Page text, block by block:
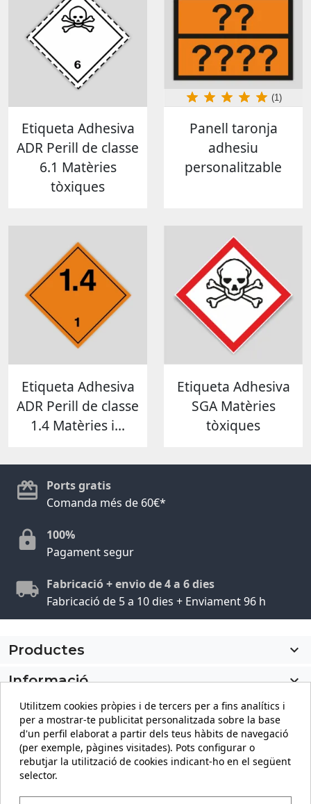
Etiqueta Adhesiva
ADR Perill de classe
6.1 Matèries
tòxiques
Panell taronja
adhesiu
personalitzable
(1)
Etiqueta Adhesiva
ADR Perill de classe
1.4 Matèries i...
Etiqueta Adhesiva
SGA Matèries
tòxiques
Ports gratis
Comanda més de 60€*
100%
Pagament segur
Fabricació + envio de 4 a 6 dies
Fabricació de 5 a 10 dies + Enviament 96 h
Productes

Informació

El meu compte
Informació sobre la botiga
keyboard_arrow_down
Utilitzem cookies pròpies i de tercers per a fins analítics i
per a mostrar-te publicitat personalitzada sobre la base
d'un perfil elaborat a partir dels teus hàbits de navegació
(per exemple, pàgines visitades). Pots configurar o
rebutjar la utilització de cookies indicant-ho en el següent
selector.